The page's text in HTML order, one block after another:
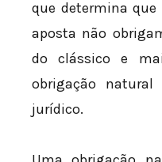
que determina
aposta não
do clássico e
obrigação natural
jurídico.